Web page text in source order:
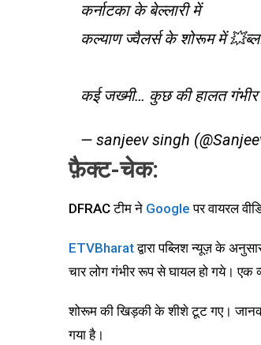
कर्नाटका के बेल्लारी में
कल्याण ज्वैलर्स के शोरूम में
कई जख्मी… कुछ की हालत
— sanjeev singh
फ़ैक्ट-चेक:
DFRAC टीम ने Google पर वायरल
ETVBharatद्वारा पब्लिश न्यूज़ के
चार लोग गंभीर रूप से घायल हो गये। एक
शोरूम की खिड़की के शीशे टूट गए।
गया है।